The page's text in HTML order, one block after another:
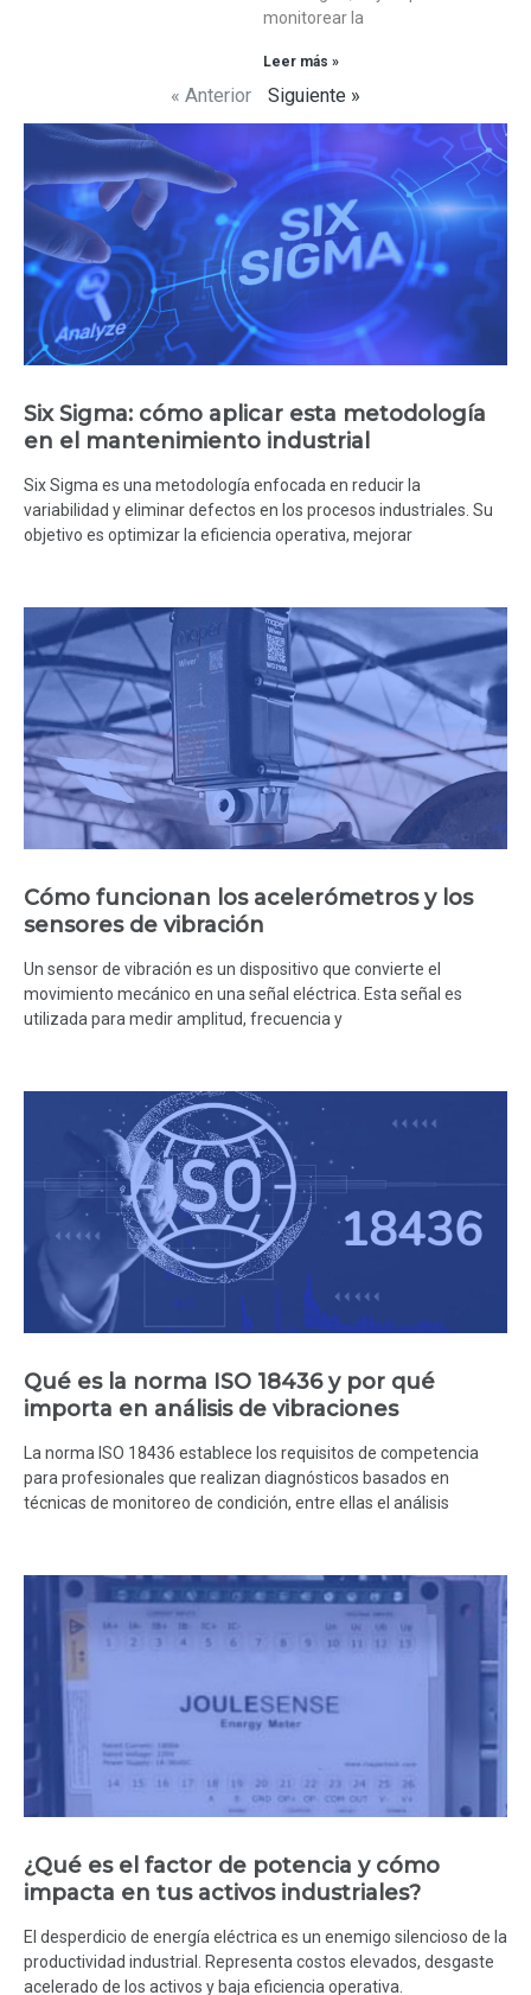
monitorear la
Leer más »
« Anterior Siguiente »
Six Sigma: cómo aplicar esta metodología
en el mantenimiento industrial
Six Sigma es una metodología enfocada en reducir la
variabilidad y eliminar defectos en los procesos industriales. Su
objetivo es optimizar la eficiencia operativa, mejorar
Cómo funcionan los acelerómetros y los
sensores de vibración
Un sensor de vibración es un dispositivo que convierte el
movimiento mecánico en una señal eléctrica. Esta señal es
utilizada para medir amplitud, frecuencia y
Qué es la norma ISO 18436 y por qué
importa en análisis de vibraciones
La norma ISO 18436 establece los requisitos de competencia
para profesionales que realizan diagnósticos basados en
técnicas de monitoreo de condición, entre ellas el análisis
¿Qué es el factor de potencia y cómo
impacta en tus activos industriales?
El desperdicio de energía eléctrica es un enemigo silencioso de la
productividad industrial. Representa costos elevados, desgaste
acelerado de los activos y baja eficiencia operativa.